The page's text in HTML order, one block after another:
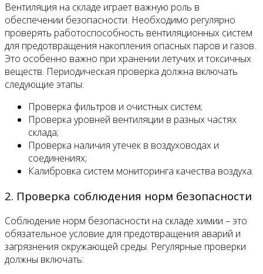
Вентиляция на складе играет важную роль в
обеспечении безопасности. Необходимо регулярно
проверять работоспособность вентиляционных систем
для предотвращения накопления опасных паров и газов.
Это особенно важно при хранении летучих и токсичных
веществ. Периодическая проверка должна включать
следующие этапы:
Проверка фильтров и очистных систем;
Проверка уровней вентиляции в разных частях
склада;
Проверка наличия утечек в воздуховодах и
соединениях;
Калибровка систем мониторинга качества воздуха.
2. Проверка соблюдения норм безопасности
Соблюдение норм безопасности на складе химии – это
обязательное условие для предотвращения аварий и
загрязнения окружающей среды. Регулярные проверки
должны включать: